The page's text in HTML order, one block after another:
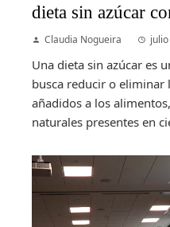
dieta sin azúcar
Claudia Nogueira
Una dieta sin azúcar es
busca reducir o eliminar
añadidos a los
naturales presentes en